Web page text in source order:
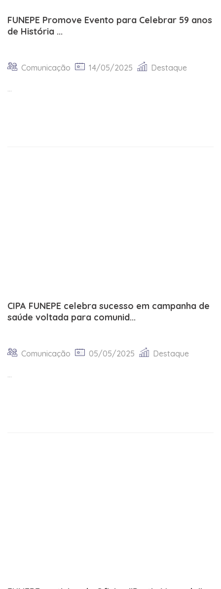
FUNEPE Promove Evento para Celebrar 59 anos
de História ...
Comunicação 14/05/2025 Destaque
CIPA FUNEPE celebra sucesso em campanha de
saúde voltada para comunid...
Comunicação 05/05/2025 Destaque